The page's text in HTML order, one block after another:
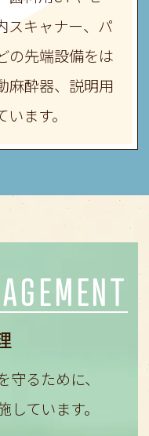
スキャナー、パ
の先端設備をは
麻酔器、説明用
ます。
るために、
ています。